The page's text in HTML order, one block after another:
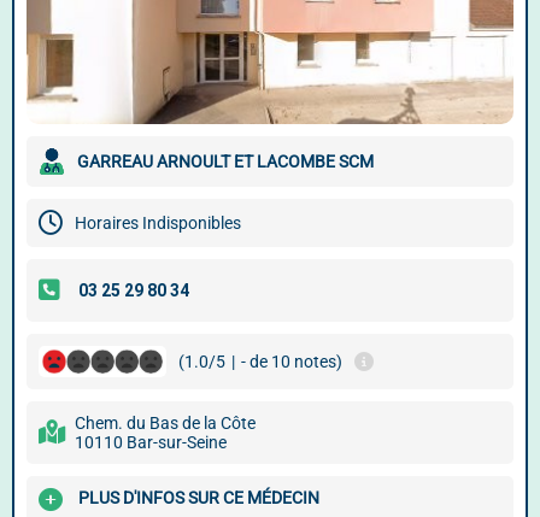
GARREAU ARNOULT ET LACOMBE SCM
Horaires Indisponibles
(1.0/5 | - de 10 notes)
Chem. du Bas de la Côte
10110 Bar-sur-Seine
PLUS D'INFOS SUR CE MÉDECIN